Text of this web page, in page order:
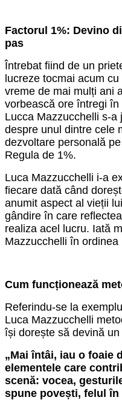
Factorul 1%: Devino
pas
Întrebat fiind de un
lucreze tocmai acum
vreme de mai mulți ani
vorbească ore întregi
Lucca Mazzucchelli s-
despre unul dintre cele
dezvoltare personală
Regula de 1%.
Luca Mazzucchelli i-a
fiecare dată când
anumit aspect al vieții
gândire în care
realiza acel lucru. Iată
Mazzucchelli în
Cum funcționează
Referindu-se la
Luca Mazzucchelli
își dorește să devină
„Mai întâi, iau o foaie
elementele care
scenă: vocea,
spune povești, felul